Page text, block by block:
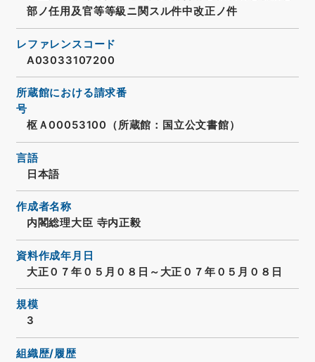
部ノ任用及官等等級ニ関スル件中改正ノ件
レファレンスコード
A03033107200
所蔵館における請求番
号
枢Ａ00053100（所蔵館：国立公文書館）
言語
日本語
作成者名称
内閣総理大臣 寺内正毅
資料作成年月日
大正０７年０５月０８日～大正０７年０５月０８日
規模
3
組織歴/履歴